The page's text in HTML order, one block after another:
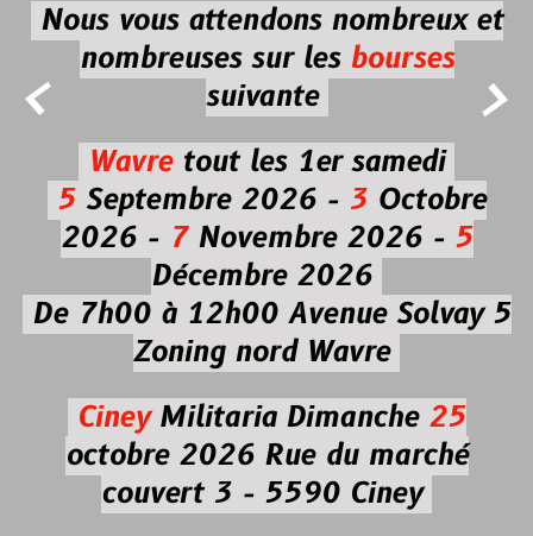
 
Nous vous attendons nombreux et
nombreuses sur les bourses
suivante
Wavretout les 1er samedi
5Septembre 2026 - 3Octobre
2026 -7Novembre 2026 - 5
Décembre 2026
De 7h00 à 12h00 Avenue Solvay 5
Zoning nord Wavre
CineyMilitaria Dimanche 25
octobre 2026Rue du marché
couvert 3 - 5590 Ciney